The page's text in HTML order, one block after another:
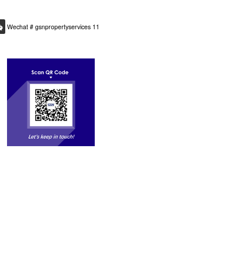
Wechat # gsnpropertyservices 11